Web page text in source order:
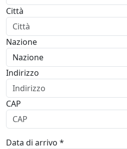
Città
Nazione
Indirizzo
CAP
Data di arrivo *